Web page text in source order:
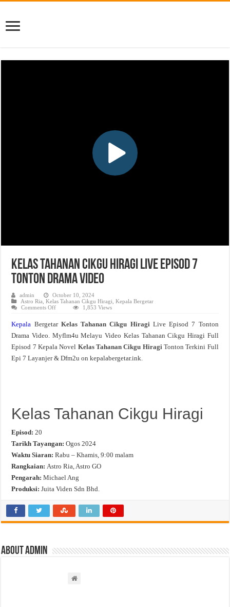
Kelas Tahanan Cikgu Hiragi Live Episod 7
Tonton Drama Video
admin
October 10, 2024
Astro Ria ,Kelas Tahanan Cikgu Hiragi ,Kepala Bergetar
Comments Offon
Cikgu
Live
Episod
7
Tonton
Drama
1,853 Views
Kepala Bergetar Kelas Tahanan Cikgu Hiragi Live Episod 7 Tonton
Drama Video. Myflm4u Melayu Video Kelas Tahanan Cikgu Hiragi Full
Episod 7 Kepala Novel Kelas Tahanan Cikgu HiragiTonton Terkini Full
Epi 7 Layanjer & Dfm2u on kepalabergetar.ink.
Kelas Tahanan Cikgu Hiragi
Episod: 20
Tarikh Tayangan: Ogos 2024
Waktu Siaran: Rabu – Khamis, 9:00 malam
Rangkaian: Astro Ria, Astro GO
Pengarah:Michael Ang
Produksi: Juita Viden Sdn Bhd.
About admin